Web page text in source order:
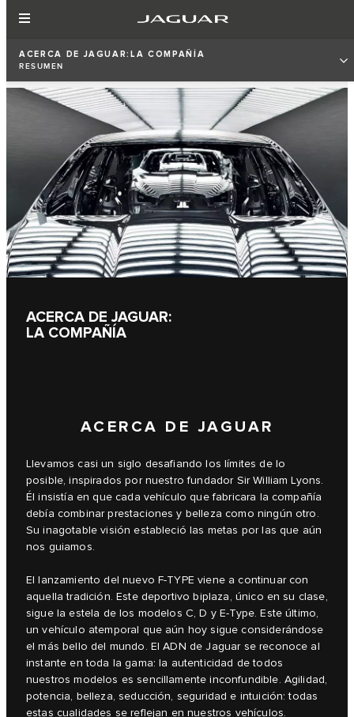
ACERCA DE JAGUAR:LA COMPAÑÍA
RESUMEN
ACERCA DE JAGUAR:
LA COMPAÑÍA
ACERCA DE JAGUAR
Llevamos casi un siglo desafiando los límites de lo
posible, inspirados por nuestro fundador Sir William Lyons.
Él insistía en que cada vehículo que fabricara la compañía
debía combinar prestaciones y belleza como ningún otro.
Su inagotable visión estableció las metas por las que aún
nos guiamos.
El lanzamiento del nuevo F‑TYPE viene a continuar con
aquella tradición. Este deportivo biplaza, único en su clase,
sigue la estela de los modelos C, D y E‑Type. Este último,
un vehículo atemporal que aún hoy sigue considerándose
el más bello del mundo. El ADN de Jaguar se reconoce al
instante en toda la gama: la autenticidad de todos
nuestros modelos es sencillamente inconfundible. Agilidad,
potencia, belleza, seducción, seguridad e intuición: todas
estas cualidades se reflejan en nuestros vehículos.